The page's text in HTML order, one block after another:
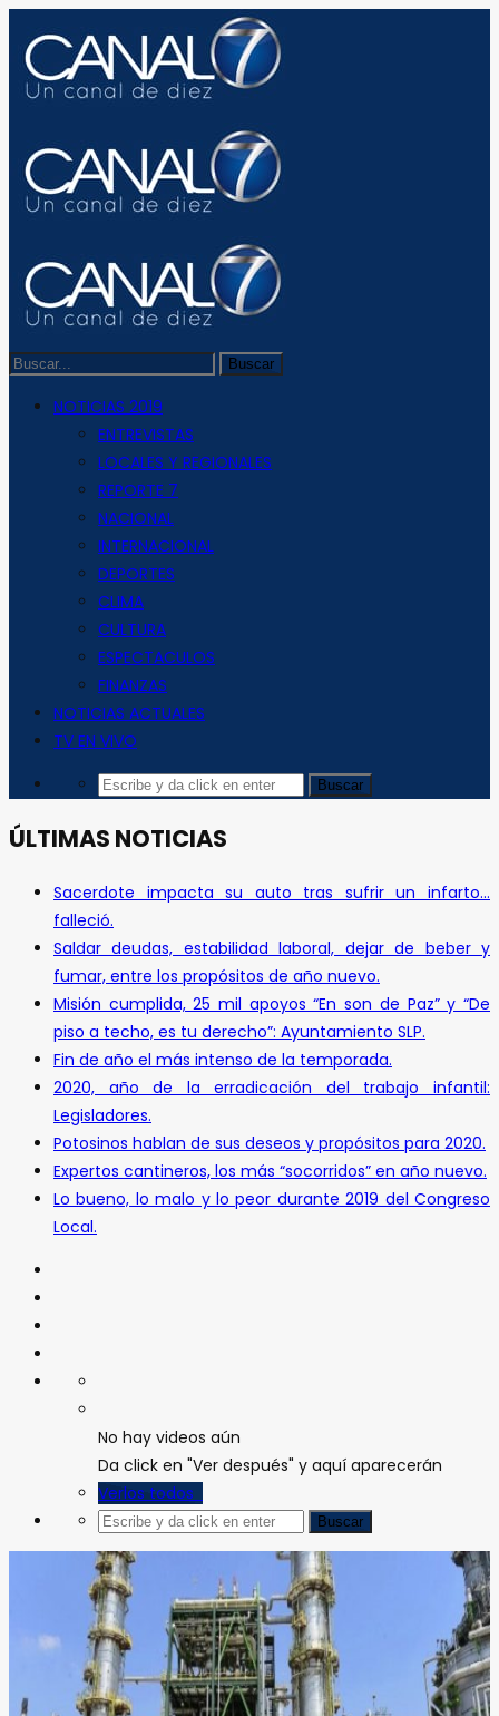
NOTICIAS 2019
ENTREVISTAS
LOCALES Y REGIONALES
REPORTE 7
NACIONAL
INTERNACIONAL
DEPORTES
CLIMA
CULTURA
ESPECTACULOS
FINANZAS
NOTICIAS ACTUALES
TV EN VIVO
ÚLTIMAS NOTICIAS
Sacerdote impacta su auto tras sufrir un infarto…
falleció.
Saldar deudas, estabilidad laboral, dejar de beber y
fumar, entre los propósitos de año nuevo.
Misión cumplida, 25 mil apoyos “En son de Paz” y “De
piso a techo, es tu derecho”: Ayuntamiento SLP.
Fin de año el más intenso de la temporada.
2020, año de la erradicación del trabajo infantil:
Legisladores.
Potosinos hablan de sus deseos y propósitos para 2020.
Expertos cantineros, los más “socorridos” en año nuevo.
Lo bueno, lo malo y lo peor durante 2019 del Congreso
Local.
No hay videos aún
Da click en "Ver después" y aquí aparecerán
Verlos todos